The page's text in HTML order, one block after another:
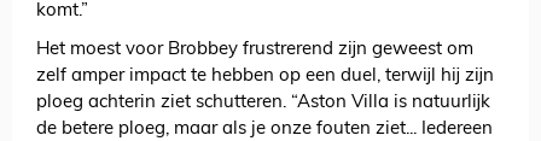
komt.”
Het moest voor Brobbey frustrerend zijn geweest om
zelf amper impact te hebben op een duel, terwijl hij zijn
ploeg achterin ziet schutteren. “Aston Villa is natuurlijk
de betere ploeg, maar als je onze fouten ziet... Iedereen